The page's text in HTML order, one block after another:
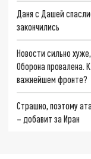
Даня с Дашей
закончились
Новости сильно
Оборона провалена.
важнейшем фронте?
Страшно, поэтому
– добавит за Иран